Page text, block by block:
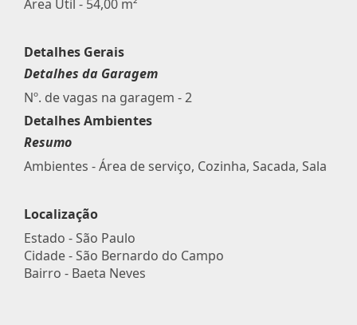
Área Útil - 54,00 m²
Detalhes Gerais
Detalhes da Garagem
Nº. de vagas na garagem - 2
Detalhes Ambientes
Resumo
Ambientes - Área de serviço, Cozinha, Sacada, Sala
Localização
Estado -São Paulo
Cidade -São Bernardo do Campo
Bairro - Baeta Neves